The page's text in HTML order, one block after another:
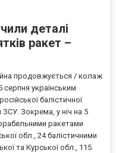
деталі
ракет –
продовжується / колаж
українським
балістичної
Зокрема, у ніч на 5
ракетами
обл., 24 балістичними
та Курської обл., 115